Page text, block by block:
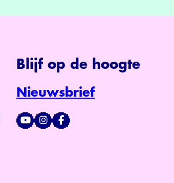
Blijf op de hoogte
Nieuwsbrief